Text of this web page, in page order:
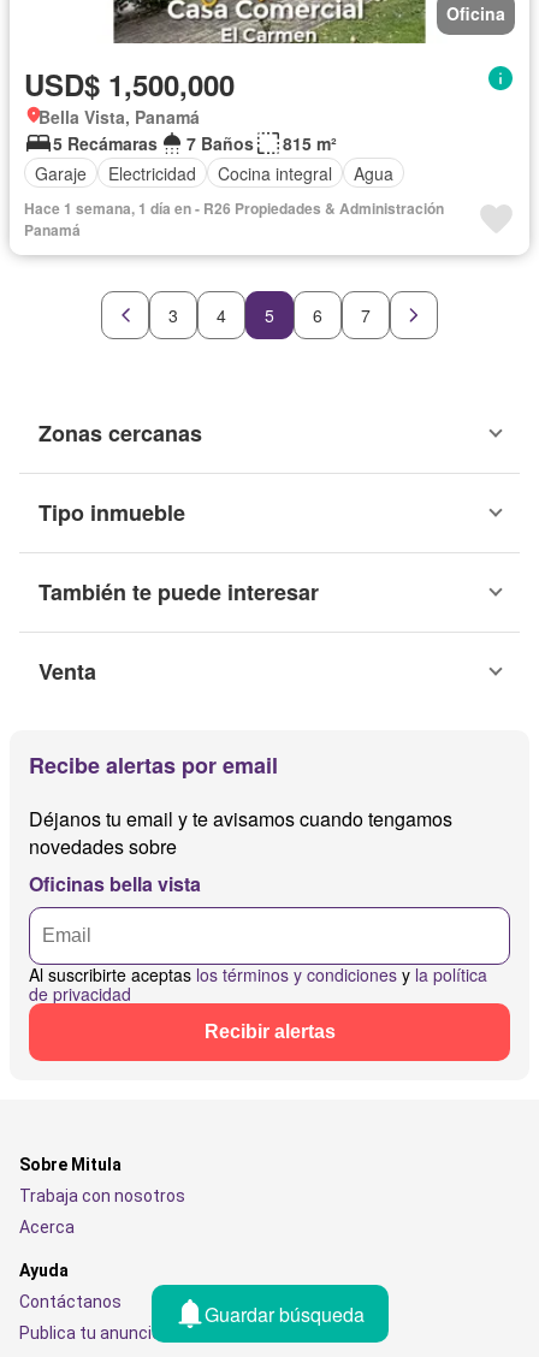
Oficina
USD$ 1,500,000
Bella Vista, Panamá
5 Recámaras
7 Baños
815 m²
Garaje
Electricidad Cocina integral Agua
Hace 1 semana, 1 día en - R26 Propiedades & Administración
Panamá
3 4 5 6 7
Zonas cercanas
Tipo inmueble
También te puede interesar
Venta
Recibe alertas por email
Déjanos tu email y te avisamos cuando tengamos
novedades sobre
Oficinas bella vista
Al suscribirte aceptas los términos y condiciones y la política
de privacidad
Recibir alertas
Guardar búsqueda
Sobre Mitula
Trabaja con nosotros
Acerca
Ayuda
Contáctanos
Publica tu anuncio